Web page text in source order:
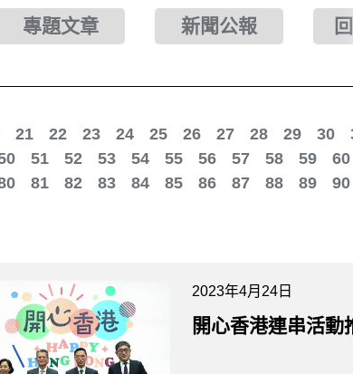
專題文章 新聞公報
21 22 23 24 25 26 27 28 29 30
51 52 53 54 55 56 57 58 59 60
81 82 83 84 85 86 87 88 89 90
2023年4月24日
開心香港連串活動